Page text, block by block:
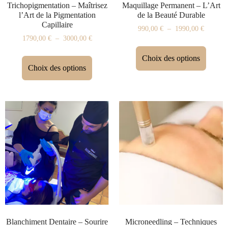
Trichopigmentation – Maîtrisez
l’Art de la Pigmentation
Capillaire
1790,00 € – 3000,00 €
Choix des options
Maquillage Permanent – L’Art
de la Beauté Durable
990,00 € – 1990,00 €
Choix des options
Blanchiment Dentaire – Sourire
Microneedling – Techniques